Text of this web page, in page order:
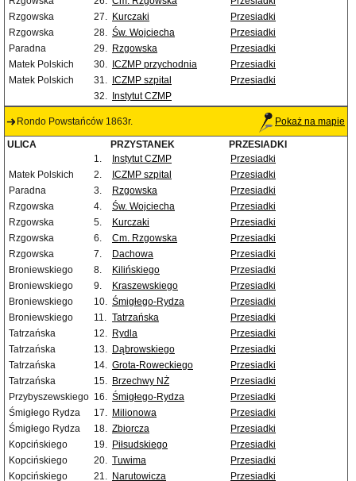
Rzgowska
27. Kurczaki
Przesiadki
Rzgowska
28. Św. Wojciecha
Przesiadki
Paradna
29. Rzgowska
Przesiadki
Matek Polskich
30. ICZMP przychodnia
Przesiadki
Matek Polskich
31. ICZMP szpital
Przesiadki
32.
Instytut CZMP
Rondo Powstańców 1863r. Pokaż na mapie
ULICA PRZYSTANEK
PRZESIADKI
1.
Instytut CZMP
Przesiadki
Matek Polskich
2. ICZMP szpital
Przesiadki
Paradna
3. Rzgowska
Przesiadki
Rzgowska
4. Św. Wojciecha
Przesiadki
Rzgowska
5. Kurczaki
Przesiadki
Rzgowska
6. Cm. Rzgowska
Przesiadki
Rzgowska
7. Dachowa
Przesiadki
Broniewskiego
8. Kilińskiego
Przesiadki
Broniewskiego
9. Kraszewskiego
Przesiadki
Broniewskiego
10. Śmigłego-Rydza
Przesiadki
Broniewskiego
11. Tatrzańska
Przesiadki
Tatrzańska
12. Rydla
Przesiadki
Tatrzańska
13. Dąbrowskiego
Przesiadki
Tatrzańska
14. Grota-Roweckiego
Przesiadki
Tatrzańska
15. Brzechwy NŻ
Przesiadki
Przybyszewskiego 16. Śmigłego-Rydza
Przesiadki
Śmigłego Rydza
17. Milionowa
Przesiadki
Śmigłego Rydza
18. Zbiorcza
Przesiadki
Kopcińskiego
19. Piłsudskiego
Przesiadki
Kopcińskiego
20. Tuwima
Przesiadki
Kopcińskiego
21. Narutowicza Przesiadki